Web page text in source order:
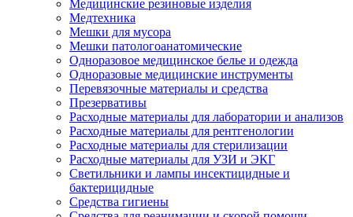
Медицинские резиновые изделия
Медтехника
Мешки для мусора
Мешки патологоанатомические
Одноразовое медицинское белье и одежда
Одноразовые медицинские инструменты
Перевязочные материалы и средства
Презервативы
Расходные материалы для лаборатории и анализов
Расходные материалы для рентгенологии
Расходные материалы для стерилизации
Расходные материалы для УЗИ и ЭКГ
Светильники и лампы инсектицидные и
бактерицидные
Средства гигиены